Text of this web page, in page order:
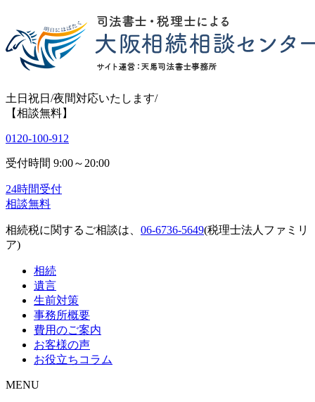
土日祝日/夜間対応いたします/
【相談無料】
0120-100-912
受付時間 9:00～20:00
24時間受付
相談無料
相続税に関するご相談は、 06-6736-5649(税理士法人ファミリ
ア)
相続
遺言
生前対策
事務所概要
費用のご案内
お客様の声
お役立ちコラム
MENU